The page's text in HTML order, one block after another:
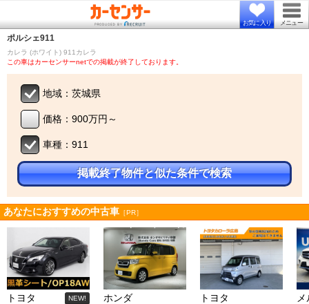
お気に入り メニュー
ポルシェ911
カレラ (ホワイト) 911カレラ
この車はカーセンサーnetでの掲載が終了しております。
地域：茨城県
価格：900万円～
車種：911
掲載終了物件と似た条件で検索
あなたにおすすめの中古車 ［PR］
トヨタ NEW!
ホンダ
トヨタ